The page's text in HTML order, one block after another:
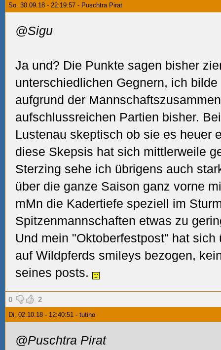
So. 30.09.18 - 22:19:57 - Puschtra Pirat
@Sigu
Ja und? Die Punkte sagen bisher
unterschiedlichen Gegnern, ich
aufgrund der
aufschlussreichen Partien bisher.
Lustenau skeptisch ob sie es heuer
diese Skepsis hat sich mittlerweile
Sterzing sehe ich übrigens auch
über die ganze Saison ganz vorne
mMn die Kadertiefe speziell im
Spitzenmannschaften etwas zu
Und mein "Oktoberfestpost" hat
auf Wildpferds smileys bezogen,
seines posts.
0 2
Di. 02.10.18 - 12:40:51 - tutino
@Puschtra Pirat